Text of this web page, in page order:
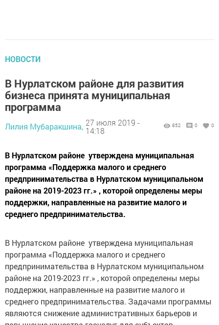
НОВОСТИ
В Нурлатском районе для развития
бизнеса принята муниципальная
программа
Лилия Мубаракшина, 27 июля 2019 -
14:18
852 0 0
В Нурлатском районе утверждена муниципальная
программа «Поддержка малого и среднего
предпринимательства в Нурлатском муниципальном
районе на 2019-2023 гг.» , которой определены меры
поддержки, направленные на развитие малого и
среднего предпринимательства.
В Нурлатском районе утверждена муниципальная
программа «Поддержка малого и среднего
предпринимательства в Нурлатском муниципальном
районе на 2019-2023 гг.» , которой определены меры
поддержки, направленные на развитие малого и
среднего предпринимательства. Задачами программы
являются снижение административных барьеров и